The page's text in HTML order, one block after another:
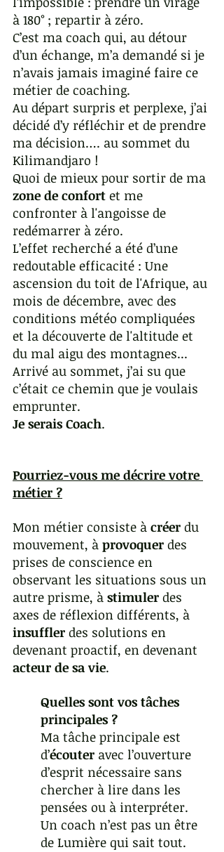
à 180° ; repartir à zéro.
C’est ma coach qui, au détour
d’un échange, m’a demandé si je
n’avais jamais imaginé faire ce
métier de coaching.
Au départ surpris et perplexe, j’ai
décidé d’y réfléchir et de prendre
ma décision…. au sommet du
Kilimandjaro !
Quoi de mieux pour sortir de ma
zone de confort et me
confronter à l'angoisse de
redémarrer à zéro.
L’effet recherché a été d’une
redoutable efficacité : Une
ascension du toit de l'Afrique, au
mois de décembre, avec des
conditions météo compliquées
et la découverte de l'altitude et
du mal aigu des montagnes...
Arrivé au sommet, j’ai su que
c’était ce chemin que je voulais
emprunter.
Je serais Coach.
Pourriez-vous me décrire votre
métier ?
Mon métier consiste à créer du
mouvement, à provoquer des
prises de conscience en
observant les situations sous un
autre prisme, à stimuler des
axes de réflexion différents, à
insuffler des solutions en
devenant proactif, en devenant
acteur de sa vie.
Quelles sont vos tâches
principales ?
Ma tâche principale est
d’écouter avec l’ouverture
d’esprit nécessaire sans
chercher à lire dans les
pensées ou à interpréter.
Un coach n’est pas un être
de Lumière qui sait tout.